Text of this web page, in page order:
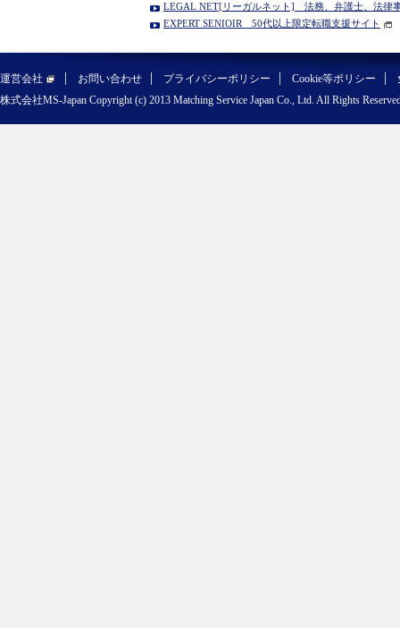
LEGAL NET[リーガルネット] 法務、弁護士、法律
EXPERT SENIOIR 50代以上限定転職支援サイト
運営会社 お問い合わせ プライバシーポリシー Cookie等ポリシー
株式会社MS-Japan Copyright (c) 2013 Matching Service Japan Co., Ltd. All Rights